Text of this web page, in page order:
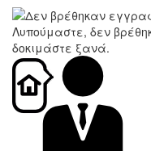
Λυπούμαστε, δεν
δοκιμάστε ξανά.